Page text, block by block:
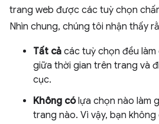
trang web được các tuỳ chọn
Nhìn chung, chúng tôi nhận thấy
Tất cả các tuỳ chọn đều
giữa thời gian trên trang và
cục.
Không cólựa chọn nào làm
trang nào. Vì vậy, bạn